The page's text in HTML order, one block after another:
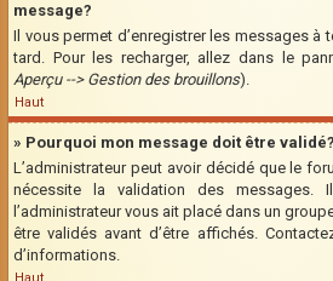
message?
Il vous permet d’enregistrer les messages à
tard. Pour les recharger, allez dans le
Aperçu --> Gestion des brouillons).
Haut
» Pourquoi mon message doit être validé?
L’administrateur peut avoir décidé que le
nécessite la validation des
l’administrateur vous ait placé dans un
être validés avant d’être affichés.
d’informations.